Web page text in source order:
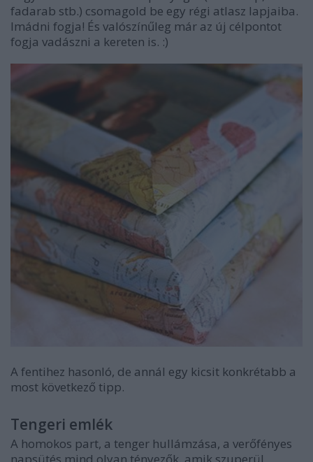
fadarab stb.) csomagold be egy régi atlasz lapjaiba.
Imádni fogja! És valószínűleg már az új célpontot
fogja vadászni a kereten is. :)
A fentihez hasonló, de annál egy kicsit konkrétabb a
most következő tipp.
Tengeri emlék
A homokos part, a tenger hullámzása, a verőfényes